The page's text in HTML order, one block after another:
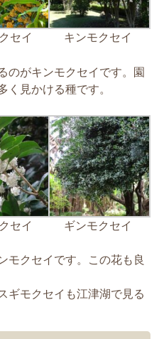
セイ キンモクセイ
のがキンモクセイです。園
く見かける種です。
セイ ギンモクセイ
モクセイです。この花も良
ギモクセイも江津湖で見る